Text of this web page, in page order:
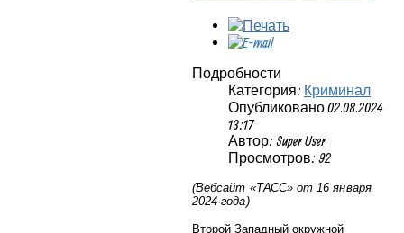
Подробности
Категория: Криминал
Опубликовано 02.08.2024
13:17
Автор: Super User
Просмотров: 92
(Вебсайт «ТАСС» от 16 января
2024 года)
Второй Западный окружной